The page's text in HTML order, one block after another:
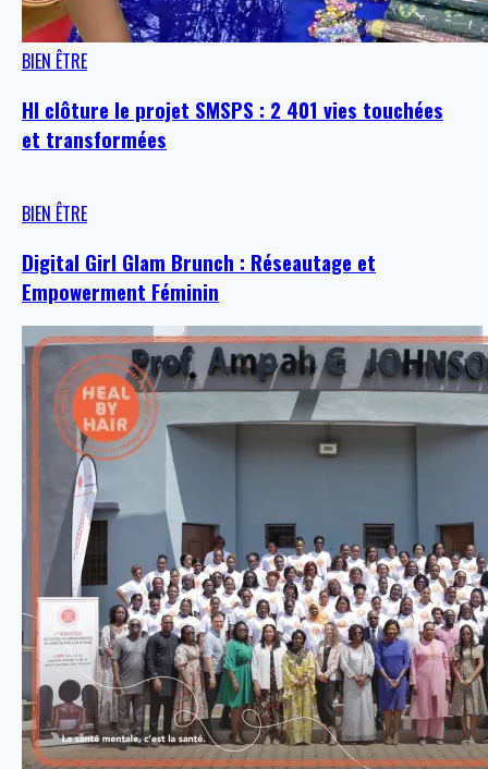
BIEN ÊTRE
HI clôture le projet SMSPS : 2 401 vies touchées
et transformées
BIEN ÊTRE
Digital Girl Glam Brunch : Réseautage et
Empowerment Féminin